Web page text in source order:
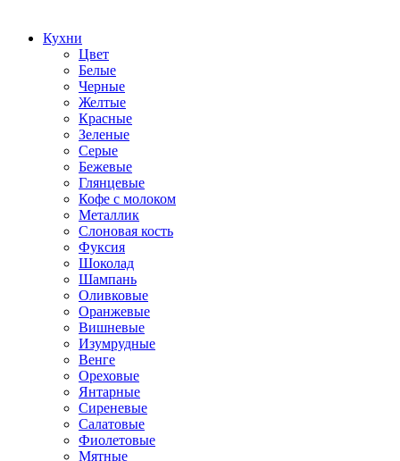
Кухни
Цвет
Белые
Черные
Желтые
Красные
Зеленые
Серые
Бежевые
Глянцевые
Кофе с молоком
Металлик
Слоновая кость
Фуксия
Шоколад
Шампань
Оливковые
Оранжевые
Вишневые
Изумрудные
Венге
Ореховые
Янтарные
Сиреневые
Салатовые
Фиолетовые
Мятные